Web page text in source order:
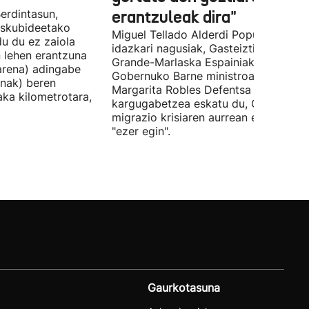
du ez zaiola
erantzuna
adingabe
beren
kilometrotara,
erantzuleak dira"
Miguel Tellado Alderdi Popularraren
idazkari nagusiak, Gasteiztik,
Grande-Marlaska Espainiako
Gobernuko Barne ministroa eta
Margarita Robles Defentsa ministroa
kargugabetzea eskatu du, Ceutako
migrazio krisiaren aurrean ez
"ezer egin".
Gaurkotasuna